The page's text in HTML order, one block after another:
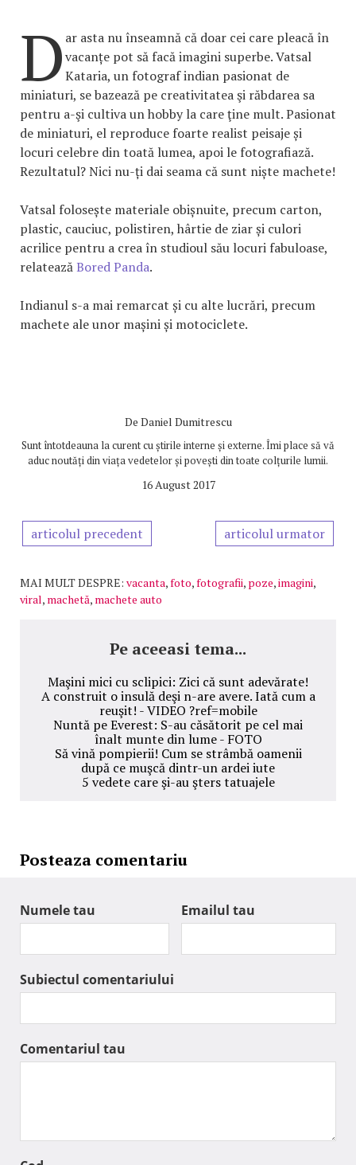
D ar asta nu înseamnă că doar cei care pleacă în
vacanțe pot să facă imagini superbe. Vatsal
Kataria, un fotograf indian pasionat de
miniaturi, se bazează pe creativitatea şi răbdarea sa
pentru a-şi cultiva un hobby la care ţine mult. Pasionat
de miniaturi, el reproduce foarte realist peisaje și
locuri celebre din toată lumea, apoi le fotografiază.
Rezultatul? Nici nu-ți dai seama că sunt niște machete!
Vatsal folosește materiale obișnuite, precum carton,
plastic, cauciuc, polistiren, hârtie de ziar și culori
acrilice pentru a crea în studioul său locuri fabuloase,
relateazăBored Panda.
Indianul s-a mai remarcat și cu alte lucrări, precum
machete ale unor mașini și motociclete.
De Daniel Dumitrescu
Sunt întotdeauna la curent cu știrile interne și externe. Îmi place să vă
aduc noutăți din viața vedetelor și povești din toate colțurile lumii.
16 August 2017
articolul precedent articolul urmator
MAI MULT DESPRE: vacanta,foto,fotografii, poze,imagini,
viral, machetă, machete auto
Pe aceeasi tema...
Maşini mici cu sclipici: Zici că sunt adevărate!
A construit o insulă deşi n-are avere. Iată cum a
reuşit! - VIDEO ?ref=mobile
Nuntă pe Everest: S-au căsătorit pe cel mai
înalt munte din lume - FOTO
Să vină pompierii! Cum se strâmbă oamenii
după ce muşcă dintr-un ardei iute
5 vedete care şi-au şters tatuajele
Posteaza comentariu
Numele tau Emailul tau
Subiectul comentariului
Comentariul tau